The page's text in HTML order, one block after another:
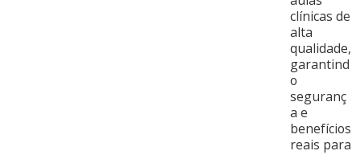
clínicas de
alta
qualidade,
garantind
o
seguranç
a e
benefícios
reais para